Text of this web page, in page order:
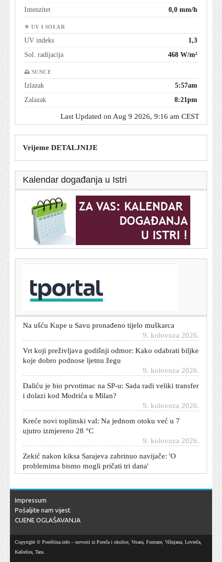
Intenzitet
0,0 mm/h
☀ UV I SOLAR
UV indeks
1,3
Sol. radijacija
468 W/m²
🌅 SUNCE
Izlazak
5:57am
Zalazak
8:21pm
Last Updated on Aug 9 2026, 9:16 am CEST
Vrijeme DETALJNIJE
Kalendar događanja u Istri
T-portal.hr
Još jedan Hrvat dolazi u Brazil: Igrat će gradski derbi
protiv Krovinovića
Na ušću Kupe u Savu pronađeno tijelo muškarca
9. kolovoza 2026.
Vrt koji preživljava godišnji odmor: Kako odabrati biljke
koje dobro podnose ljetnu žegu
Daliću je bio prvotimac na SP-u: Sada radi veliki transfer
i dolazi kod Modrića u Milan?
Kreće novi toplinski val: Na jednom otoku već u 7
ujutro izmjereno 28 °C
Zekić nakon kiksa Sarajeva zabrinuo navijače: 'O
problemima bismo mogli pričati tri dana'
9. kolovoza 2026.
Stručnjaci kažu što napraviti odmah
ADAC roditeljima savjetuje kada ljeti krenuti na put s
9. kolovoza 2026.
Princ Harry i Meghan zablistali na humanitarnoj večeri:
Impressum
Pošaljite nam vijest
CIJENE OGLAŠAVANJA
Copyright © Poreština.info – novosti iz Poreča i okolice, Vrsara, Funtane, Višnjana, Lovreča,
Kaštelira, Tara.